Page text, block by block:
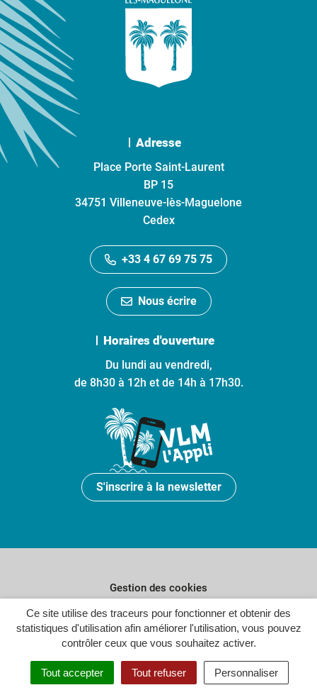
Ce site utilise des traceurs pour fonctionner et obtenir des
statistiques d'utilisation afin améliorer l'utilisation, vous pouvez
contrôler ceux que vous souhaitez activer.
Tout accepter Tout refuser Personnaliser
Adresse
Place Porte Saint-Laurent
BP 15
34751 Villeneuve-lès-Maguelone
Cedex
+33 4 67 69 75 75
Nous écrire
Horaires d'ouverture
Du lundi au vendredi,
de 8h30 à 12h et de 14h à 17h30.
S'inscrire à la newsletter
Gestion des cookies
Plan du site
Politique de confidentialité
Crédits